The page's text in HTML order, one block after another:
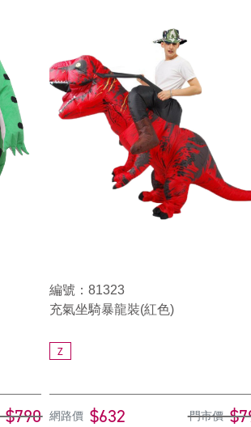
$790
編號：81323
充氣坐騎暴龍裝(紅色)
Z
網路價 $632 門市價